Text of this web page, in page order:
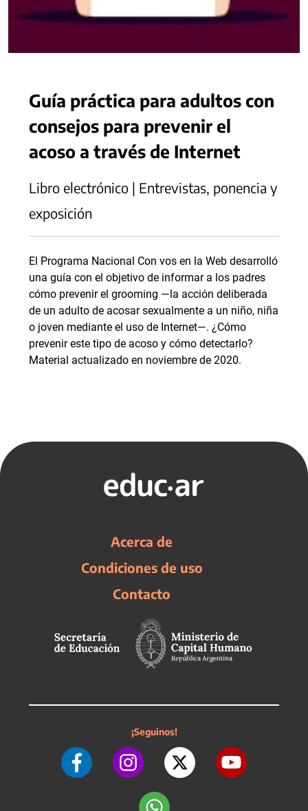
Guía práctica para adultos con
consejos para prevenir el
acoso a través de Internet
Libro electrónico | Entrevistas, ponencia y
exposición
El Programa Nacional Con vos en la Web desarrolló
una guía con el objetivo de informar a los padres
cómo prevenir el grooming —la acción deliberada
de un adulto de acosar sexualmente a un niño, niña
o joven mediante el uso de Internet—. ¿Cómo
prevenir este tipo de acoso y cómo detectarlo?
Material actualizado en noviembre de 2020.
Acerca de
Condiciones de uso
Contacto
¡Seguinos!